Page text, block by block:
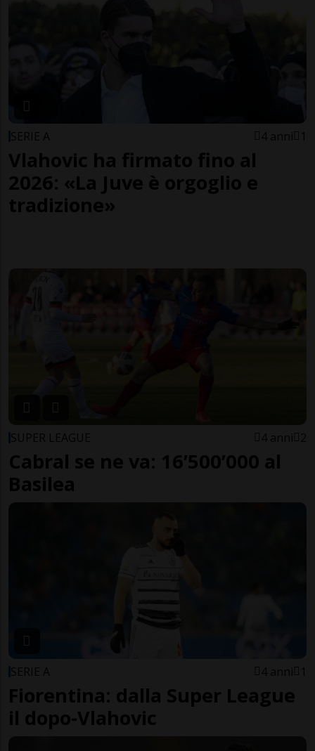
SERIE A 4 anni 1
Vlahovic ha firmato fino al
2026: «La Juve è orgoglio e
tradizione»
SUPER LEAGUE 4 anni 2
Cabral se ne va: 16’500’000 al
Basilea
SERIE A 4 anni 1
Fiorentina: dalla Super League
il dopo-Vlahovic